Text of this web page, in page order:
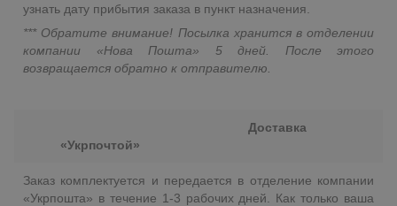
узнать дату прибытия заказа в пункт назначения.
*** Обратите внимание! Посылка хранится в отделении
компании «Нова Пошта» 5 дней. После этого
возвращается обратно к отправителю.
Доставка
«Укрпочтой»
Заказ комплектуется и передается в отделение компании
«Укрпошта» в течение 1-3 рабочих дней. Как только ваша